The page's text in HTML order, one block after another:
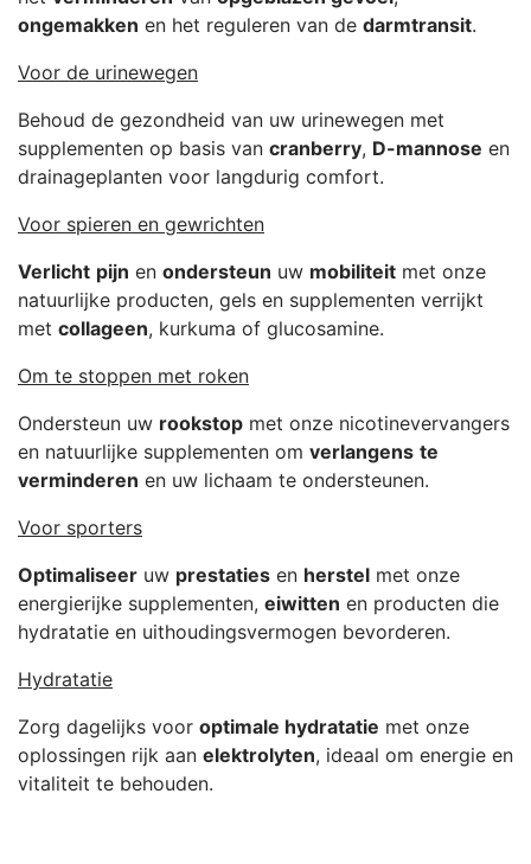
ongemakken en het reguleren van de darmtransit.
Voor de urinewegen
Behoud de gezondheid van uw urinewegen met
supplementen op basis van cranberry, D-mannose en
drainageplanten voor langdurig comfort.
Voor spieren en gewrichten
Verlicht pijn en ondersteun uw mobiliteit met onze
natuurlijke producten, gels en supplementen verrijkt
met collageen, kurkuma of glucosamine.
Om te stoppen met roken
Ondersteun uw rookstop met onze nicotinevervangers
en natuurlijke supplementen om verlangens te
verminderen en uw lichaam te ondersteunen.
Voor sporters
Optimaliseer uw prestaties en herstel met onze
energierijke supplementen, eiwitten en producten die
hydratatie en uithoudingsvermogen bevorderen.
Hydratatie
Zorg dagelijks voor optimale hydratatie met onze
oplossingen rijk aan elektrolyten, ideaal om energie en
vitaliteit te behouden.